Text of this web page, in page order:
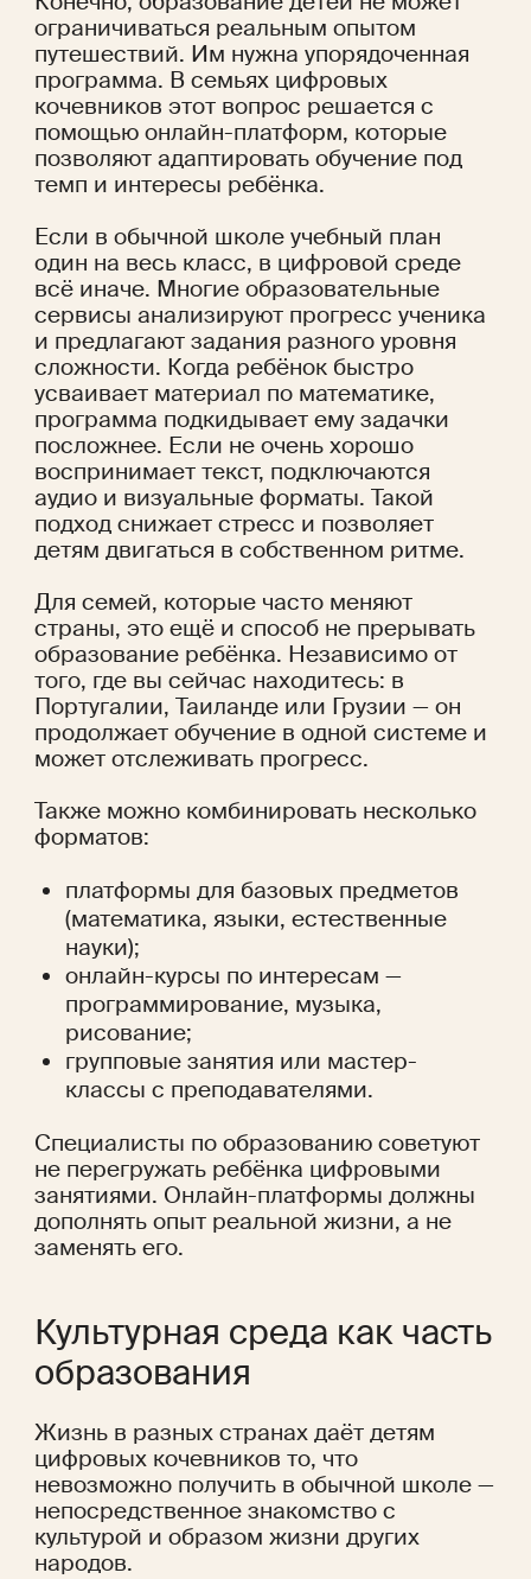
ограничиваться реальным опытом
путешествий. Им нужна упорядоченная
программа. В семьях цифровых
кочевников этот вопрос решается с
помощью онлайн-платформ, которые
позволяют адаптировать обучение под
темп и интересы ребёнка.
Если в обычной школе учебный план
один на весь класс, в цифровой среде
всё иначе. Многие образовательные
сервисы анализируют прогресс ученика
и предлагают задания разного уровня
сложности. Когда ребёнок быстро
усваивает материал по математике,
программа подкидывает ему задачки
посложнее. Если не очень хорошо
воспринимает текст, подключаются
аудио и визуальные форматы. Такой
подход снижает стресс и позволяет
детям двигаться в собственном ритме.
Для семей, которые часто меняют
страны, это ещё и способ не прерывать
образование ребёнка. Независимо от
того, где вы сейчас находитесь: в
Португалии, Таиланде или Грузии — он
продолжает обучение в одной системе и
может отслеживать прогресс.
Также можно комбинировать несколько
форматов:
платформы для базовых предметов
(математика, языки, естественные
науки);
онлайн-курсы по интересам —
программирование, музыка,
рисование;
групповые занятия или мастер-
классы с преподавателями.
Специалисты по образованию советуют
не перегружать ребёнка цифровыми
занятиями. Онлайн-платформы должны
дополнять опыт реальной жизни, а не
заменять его.
Культурная среда как часть
образования
Жизнь в разных странах даёт детям
цифровых кочевников то, что
невозможно получить в обычной школе —
непосредственное знакомство с
культурой и образом жизни других
народов.